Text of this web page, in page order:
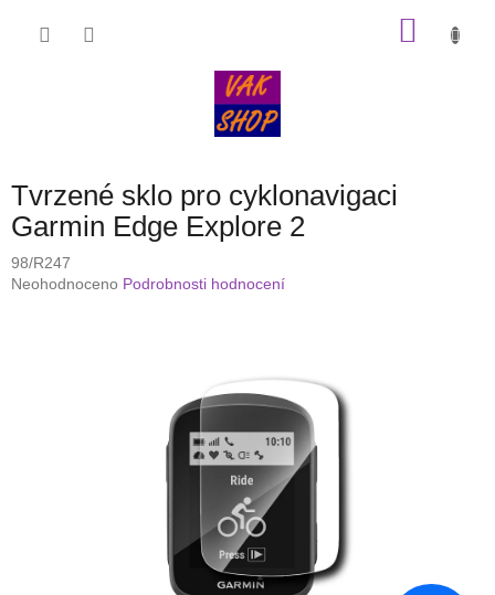
Tvrzené sklo pro cyklonavigaci
Garmin Edge Explore 2
98/R247
Průměrné
Neohodnoceno Podrobnosti hodnocení